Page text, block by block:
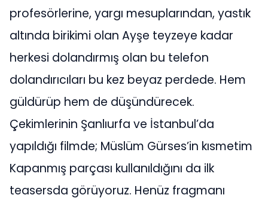
profesörlerine, yargı mesuplarından, yastık
altında birikimi olan Ayşe teyzeye kadar
herkesi dolandırmış olan bu telefon
dolandırıcıları bu kez beyaz perdede. Hem
güldürüp hem de düşündürecek.
Çekimlerinin Şanlıurfa ve İstanbul’da
yapıldığı filmde; Müslüm Gürses’in kısmetim
Kapanmış parçası kullanıldığını da ilk
teasersda görüyoruz. Henüz fragmanı